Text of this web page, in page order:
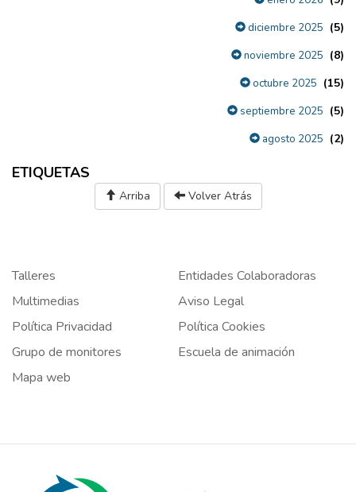
diciembre 2025 (5)
noviembre 2025 (8)
octubre 2025 (15)
septiembre 2025 (5)
agosto 2025 (2)
ETIQUETAS
Arriba Volver Atrás
Talleres
Entidades Colaboradoras
Multimedias
Aviso Legal
Política Privacidad
Política Cookies
Grupo de monitores
Escuela de animación
Mapa web